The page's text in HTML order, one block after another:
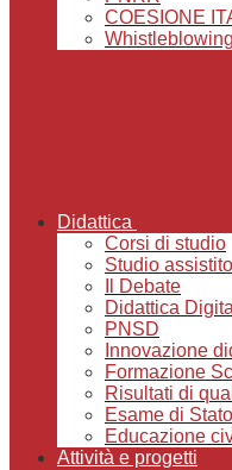
COESIONE
Whistleblowing
Didattica
Corsi di studio
Studio
Il Debate
Didattica
PNSD
Innovazione
Formazione
Risultati di
Esame di
Educazione
Attività e progetti